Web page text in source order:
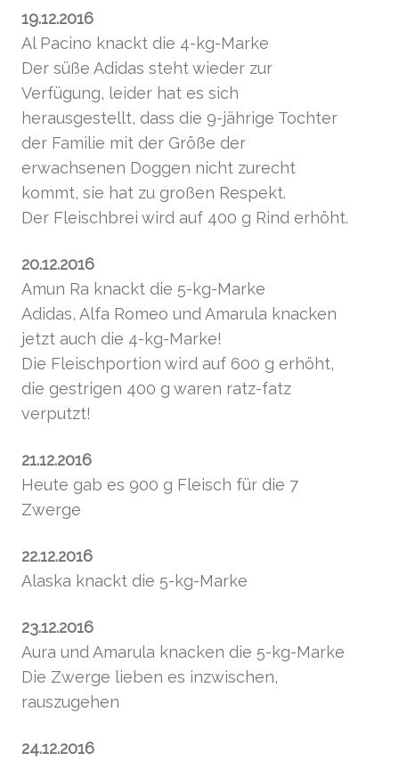
19.12.2016
Al Pacino knackt die 4-kg-Marke
Der süße Adidas steht wieder zur
Verfügung, leider hat es sich
herausgestellt, dass die 9-jährige Tochter
der Familie mit der Größe der
erwachsenen Doggen nicht zurecht
kommt, sie hat zu großen Respekt.
Der Fleischbrei wird auf 400 g Rind erhöht.
20.12.2016
Amun Ra knackt die 5-kg-Marke
Adidas, Alfa Romeo und Amarula knacken
jetzt auch die 4-kg-Marke!
Die Fleischportion wird auf 600 g erhöht,
die gestrigen 400 g waren ratz-fatz
verputzt!
21.12.2016
Heute gab es 900 g Fleisch für die 7
Zwerge
22.12.2016
Alaska knackt die 5-kg-Marke
23.12.2016
Aura und Amarula knacken die 5-kg-Marke
Die Zwerge lieben es inzwischen,
rauszugehen
24.12.2016